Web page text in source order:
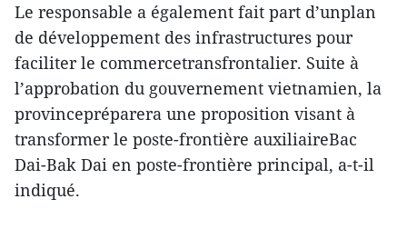
Le responsable a également fait part d’unplan
de développement des infrastructures pour
faciliter le commercetransfrontalier. Suite à
l’approbation du gouvernement vietnamien, la
provincepréparera une proposition visant à
transformer le poste-frontière auxiliaireBac
Dai-Bak Dai en poste-frontière principal, a-t-il
indiqué.